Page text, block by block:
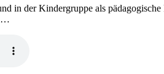
in der Kindergruppe als